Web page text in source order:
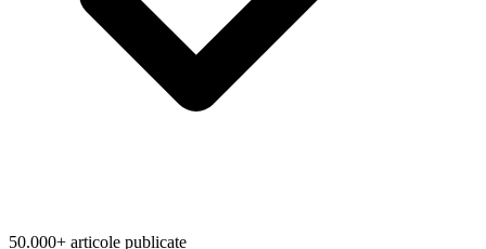
50.000+ articole publicate